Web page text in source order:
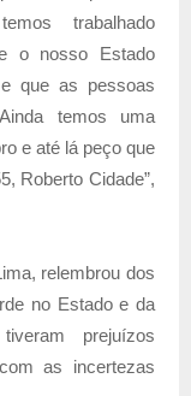
trabalhado
o nosso Estado
que as pessoas
temos uma
e até lá peço que
Roberto Cidade”,
relembrou dos
no Estado e da
prejuízos
as incertezas